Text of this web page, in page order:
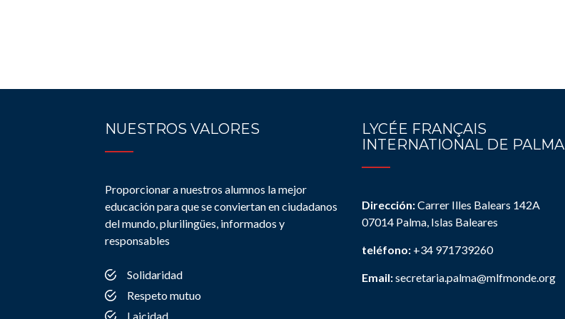
NUESTROS VALORES
Proporcionar a nuestros alumnos la mejor
educación para que se conviertan en ciudadanos
del mundo, plurilingües, informados y
responsables
Solidaridad
Respeto mutuo
Laicidad
LYCÉE FRANÇAIS
INTERNATIONAL DE PALMA
Dirección:Carrer Illes Balears 142A
07014 Palma, Islas Baleares
teléfono: +34 971739260
Email:secretaria.palma@mlfmonde.org